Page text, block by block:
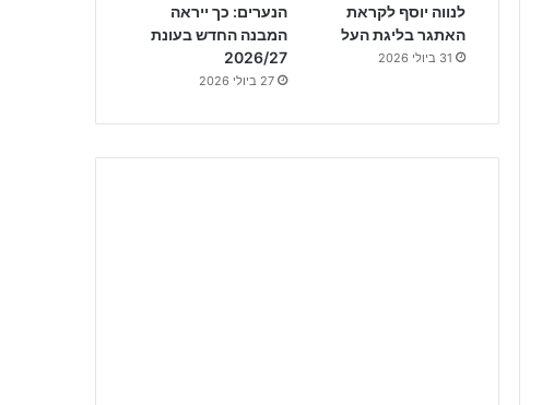
לנווה יוסף לקראת
האתגר בליגת העל
31 ביולי 2026
הנערים: כך ייראה
המבנה החדש בעונת
2026/27
27 ביולי 2026